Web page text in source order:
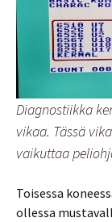
Diagnostiikka
vikaa. Tässä
vaikuttaa
Toisessa
ollessa